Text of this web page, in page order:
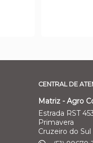
CENTRAL DE
Matriz - Agro
Estrada RST
Primavera
Cruzeiro do